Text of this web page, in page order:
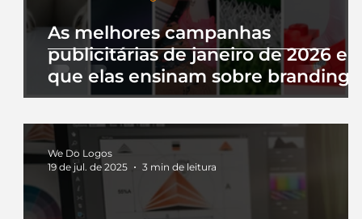
As melhores campanhas
publicitárias de janeiro de 2026 e
que elas ensinam sobre branding
We Do Logos
19 de jul. de 2025
3 min de leitura